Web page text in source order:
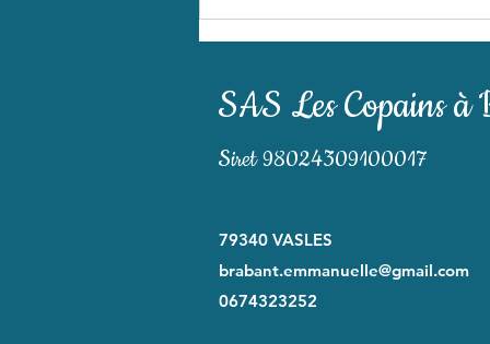
SAS Les Copains à
Siret 98024309100017
79340 VASLES
brabant.emmanuelle@gmail.com
0674323252